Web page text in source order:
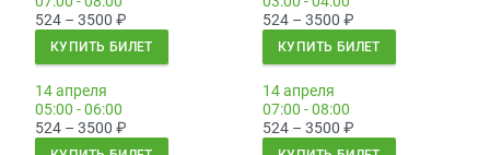
524 – 3500 ₽
КУПИТЬ БИЛЕТ
524 – 3500 ₽
КУПИТЬ БИЛЕТ
14 апреля
05:00 - 06:00
524 – 3500 ₽
14 апреля
07:00 - 08:00
524 – 3500 ₽